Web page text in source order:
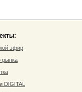
эфир
рынка
DIGITAL